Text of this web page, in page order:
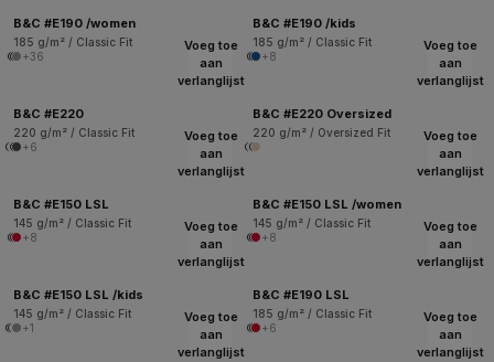
B&C #E190 /women
185 g/m² / Classic Fit
+36
B&C #E190 /kids
185 g/m² / Classic Fit
+8
Voeg toe
aan
verlanglijst
B&C #E220
220 g/m² / Classic Fit
+6
Voeg toe
aan
verlanglijst
B&C #E220 Oversized
220 g/m² / Oversized Fit
Voeg toe
aan
verlanglijst
B&C #E150 LSL
145 g/m² / Classic Fit
+8
Voeg toe
aan
verlanglijst
B&C #E150 LSL /women
145 g/m² / Classic Fit
+8
Voeg toe
aan
verlanglijst
B&C #E150 LSL /kids
145 g/m² / Classic Fit
+1
Voeg toe
aan
verlanglijst
B&C #E190 LSL
185 g/m² / Classic Fit
+6
Voeg toe
aan
verlanglijst
Voeg toe
aan
verlanglijst